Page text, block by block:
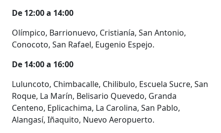
De 12:00 a 14:00
Olímpico, Barrionuevo, Cristianía, San Antonio,
Conocoto, San Rafael, Eugenio Espejo.
De 14:00 a 16:00
Luluncoto, Chimbacalle, Chilibulo, Escuela Sucre, San
Roque, La Marín, Belisario Quevedo, Granda
Centeno, Eplicachima, La Carolina, San Pablo,
Alangasí, Iñaquito, Nuevo Aeropuerto.